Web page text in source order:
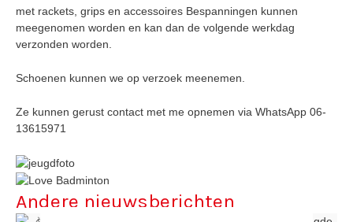
met rackets, grips en accessoires Bespanningen kunnen
meegenomen worden en kan dan de volgende werkdag
verzonden worden.
Schoenen kunnen we op verzoek meenemen.
Ze kunnen gerust contact met me opnemen via WhatsApp 06-
13615971
Andere nieuwsberichten